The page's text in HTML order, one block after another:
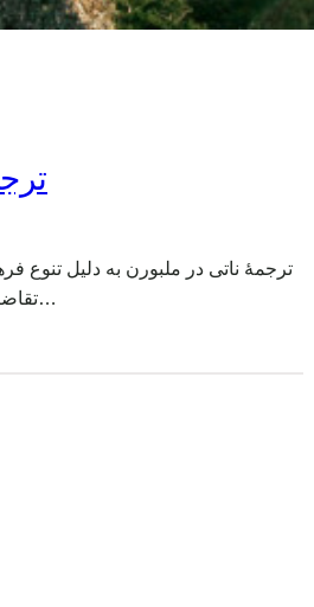
ترجمهٔ ناتی در ملبورن به دلیل تنوع
تقاضای زیادی دارد. بسیاری از ادارات…